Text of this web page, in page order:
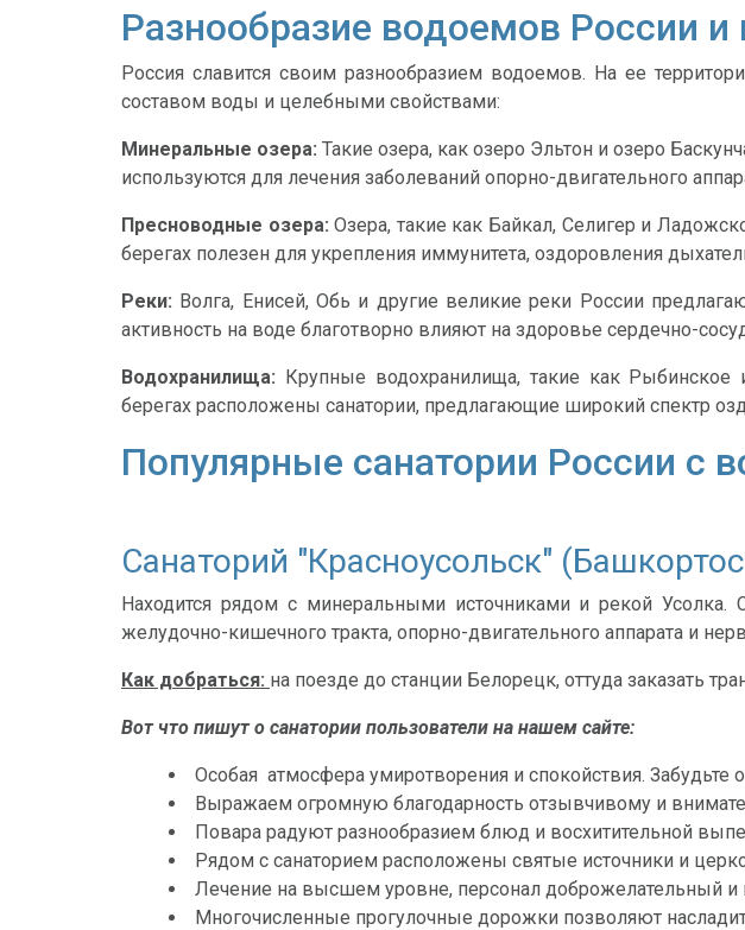
Разнообразие водоемов России
Россия славится своим разнообразием водоемов. На ее
составом воды и целебными свойствами:
Минеральные озера:Такие озера, как озеро Эльтон и озеро
используются для лечения заболеваний опорно-двигательного
Пресноводные озера:Озера, такие как Байкал, Селигер и
берегах полезен для укрепления иммунитета, оздоровления
Реки: Волга, Енисей, Обь и другие великие реки России
активность на воде благотворно влияют на здоровье сердечно-
Водохранилища: Крупные водохранилища, такие как Рыбинское
берегах расположены санатории, предлагающие широкий спектр
Популярные санатории России с
Санаторий "Красноусольск"
Находится рядом с минеральными источниками и рекой
желудочно-кишечного тракта, опорно-двигательного аппарата и
Как добраться: на поезде до станции Белорецк, оттуда заказать
Вот что пишут о санатории пользователи на нашем сайте:
Особая атмосфера умиротворения и спокойствия. Забудьте
Выражаем огромную благодарность отзывчивому и
Повара радуют разнообразием блюд и восхитительной
Рядом с санаторием расположены святые источники и
Лечение на высшем уровне, персонал доброжелательный и
Многочисленные прогулочные дорожки позволяют